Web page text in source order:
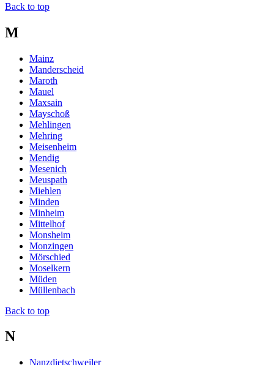
Back to top
M
Mainz
Manderscheid
Maroth
Mauel
Maxsain
Mayschoß
Mehlingen
Mehring
Meisenheim
Mendig
Mesenich
Meuspath
Miehlen
Minden
Minheim
Mittelhof
Monsheim
Monzingen
Mörschied
Moselkern
Müden
Müllenbach
Back to top
N
Nanzdietschweiler